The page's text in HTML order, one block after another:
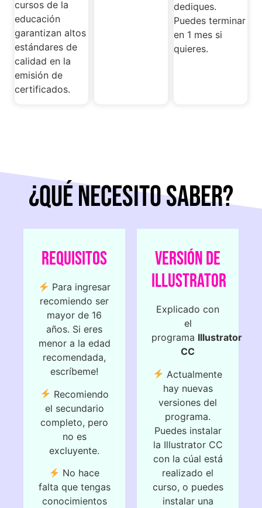
cursos de la
educación
garantizan altos
estándares de
calidad en la
emisión de
certificados.
dediques.
Puedes terminar
en 1 mes si
quieres.
¿QUÉ necesito SABER?
REQUISITOS
Para ingresar
recomiendo ser
mayor de 16
años. Si eres
menor a la edad
recomendada,
escríbeme!
Recomiendo
el secundario
completo, pero
no es
excluyente.
No hace
falta que tengas
conocimientos
VERSIÓN DE
ILLUSTRATOR
Explicado con
el
programa Illustrator
CC
Actualmente
hay nuevas
versiones del
programa.
Puedes instalar
la Illustrator CC
con la cúal está
realizado el
curso, o puedes
instalar una